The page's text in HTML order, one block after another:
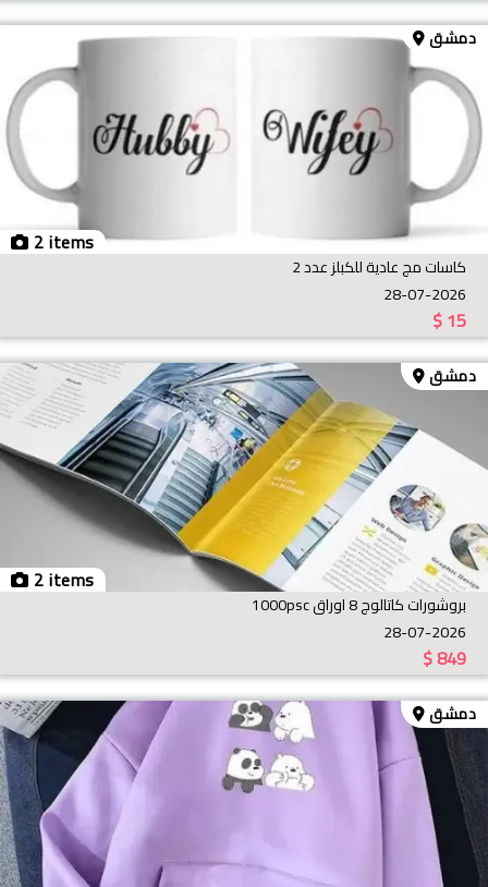
2 items
دمشق
كاسات مج عادية للكبلز عدد 2
28-07-2026
$15
2 items
دمشق
بروشورات كاتالوج 8 اوراق 1000psc
28-07-2026
$849
دمشق